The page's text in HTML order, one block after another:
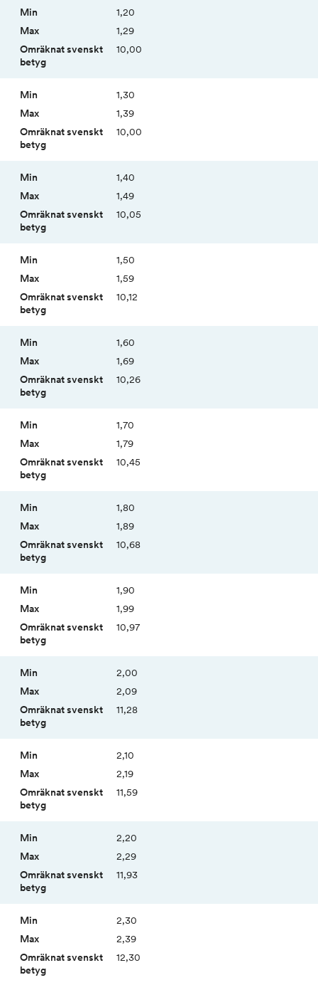
1,20
1,29
10,00
1,30
1,39
10,00
1,40
1,49
10,05
1,50
1,59
10,12
1,60
1,69
10,26
1,70
1,79
10,45
1,80
1,89
10,68
1,90
1,99
10,97
2,00
2,09
11,28
2,10
2,19
11,59
2,20
2,29
11,93
2,30
2,39
12,30